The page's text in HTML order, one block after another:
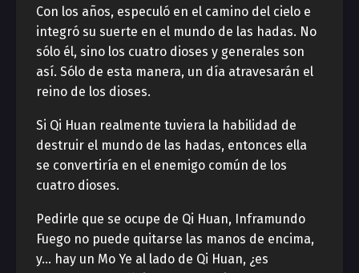
Con los años, especuló en el camino del cielo e
integró su suerte en el mundo de las hadas. No
sólo él, sino los cuatro dioses y generales son
así. Sólo de esta manera, un día atravesarán el
reino de los dioses.
Si Qi Huan realmente tuviera la habilidad de
destruir el mundo de las hadas, entonces ella
se convertiría en el enemigo común de los
cuatro dioses.
Pedirle que se ocupe de Qi Huan, Inframundo
Fuego no puede quitarse las manos de encima,
y… hay un Mo Ye al lado de Qi Huan, ¿es